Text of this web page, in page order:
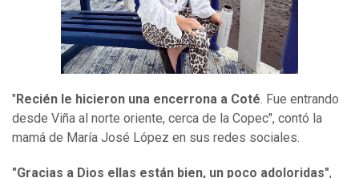
" Recién le hicieron una encerrona a Coté. Fue entrando
desde Viña al norte oriente, cerca de la Copec", contó la
mamá de María José López en sus redes sociales.
"Gracias a Dios ellas están bien, un poco adoloridas",